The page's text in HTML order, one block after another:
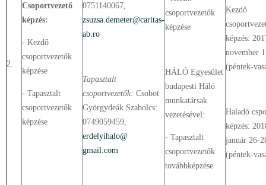
2.
Csoportvezető
képzés:
- Kezdő
csoportvezetők
képzése
- Tapasztalt
csoportvezetők
képzése
0751140067,
zsuzsa.demeter@caritas-
ab.ro
Tapasztalt
csoportvezetők: Csobot
Györgydeák Szabolcs:
0749059459,
erdelyihalo@
gmail.com
csoportvezetők
képzése
HÁLÓ Egyesület
budapesti Háló
munkatársak
vezetésével:
- Tapasztalt
csoportvezetők
továbbképzése
Kezdő
képzés:
november
(péntek-
Haladó
képzés:
január 26-
(péntek-